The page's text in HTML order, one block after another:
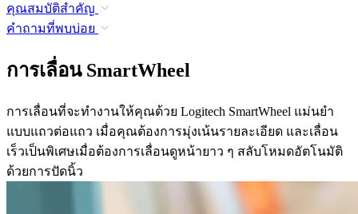
คุณสมบัติสำคัญ
คำถามที่พบบ่อย
การเลื่อน SmartWheel
การเลื่อนที่จะทำงานให้คุณด้วย Logitech SmartWheel แม่นยำ
แบบแถวต่อแถว เมื่อคุณต้องการมุ่งเน้นรายละเอียด และเลื่อน
เร็วเป็นพิเศษเมื่อต้องการเลื่อนดูหน้ายาว ๆ สลับโหมดอัตโนมัติ
ด้วยการปัดนิ้ว